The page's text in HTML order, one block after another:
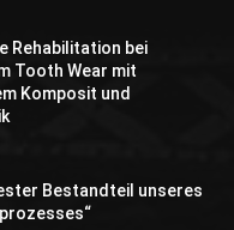
Rehabilitation bei
Tooth Wear mit
Komposit und
Bestandteil unseres